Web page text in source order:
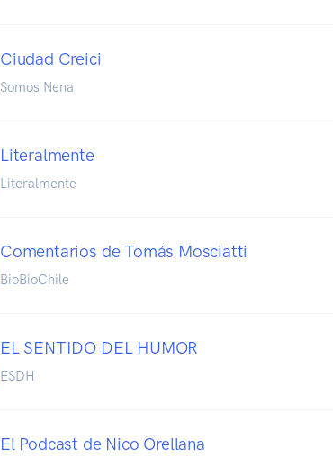
Ciudad Creici
Somos Nena
Literalmente
Literalmente
Comentarios de Tomás Mosciatti
BioBioChile
EL SENTIDO DEL HUMOR
ESDH
El Podcast de Nico Orellana